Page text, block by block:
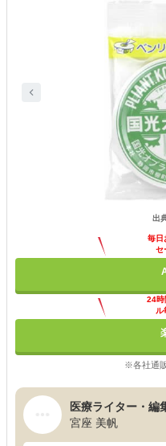
出
毎日
セ
24時
ル
※各社通
医療ライター・編
宮座 美帆